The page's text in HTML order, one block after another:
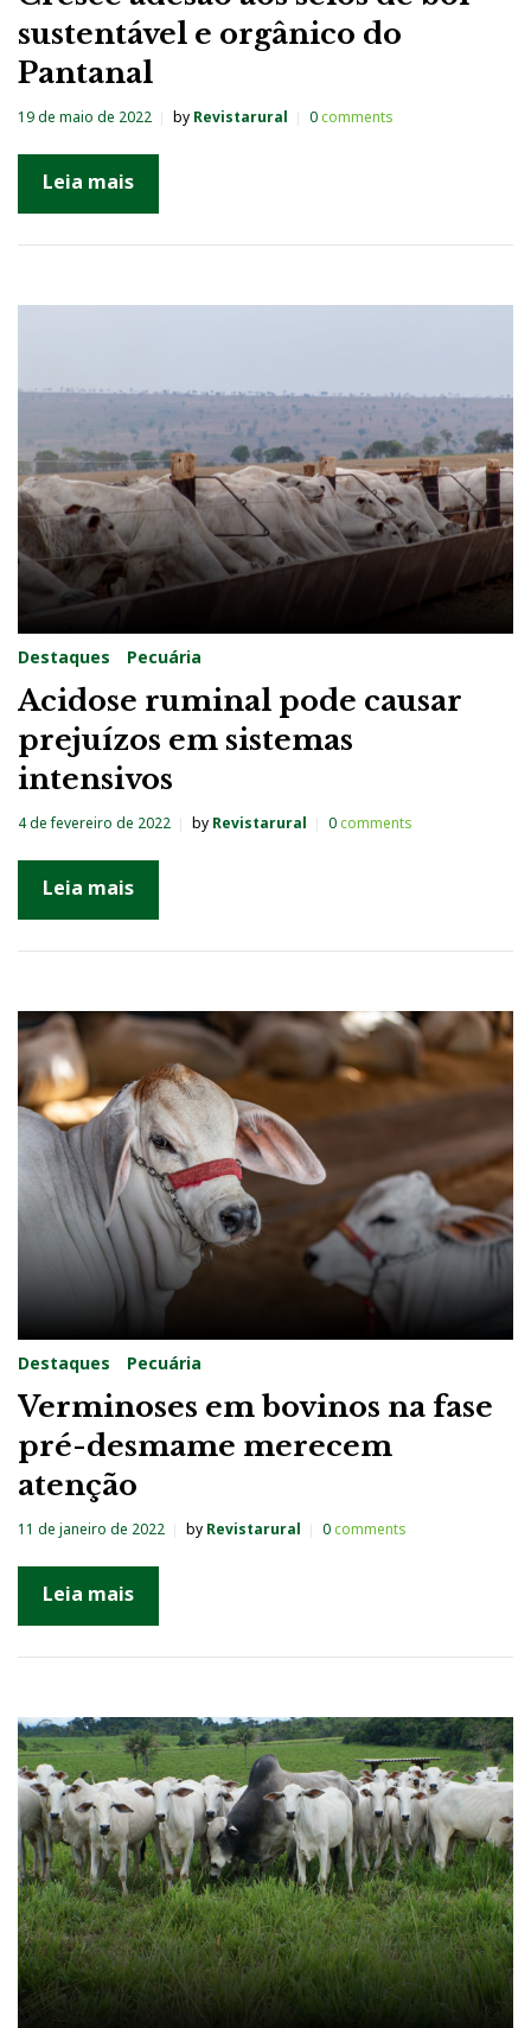
sustentável e orgânico do
Pantanal
19 de maio de 2022 by Revistarural 0comments
Leia mais
Destaques Pecuária
Acidose ruminal pode causar
prejuízos em sistemas
intensivos
4 de fevereiro de 2022 by Revistarural 0comments
Leia mais
Destaques Pecuária
Verminoses em bovinos na fase
pré-desmame merecem
atenção
11 de janeiro de 2022 by Revistarural 0comments
Leia mais